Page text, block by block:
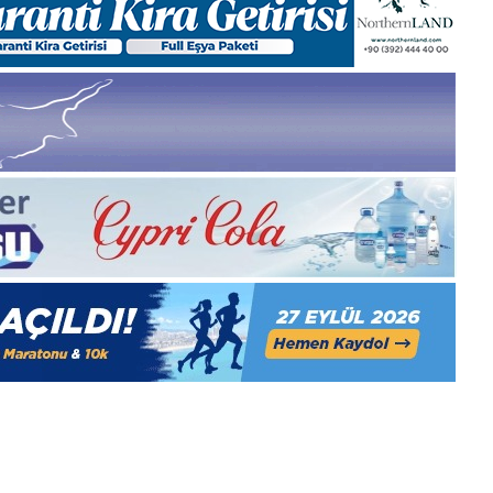
Kasım
Cuma
2025,
Gıynık
28 Kasım Cuma 2025, Gıynık
Medya manşetleri